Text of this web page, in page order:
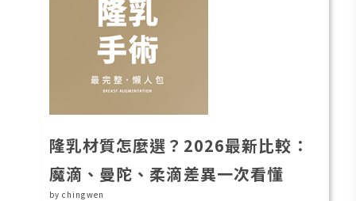
隆乳材質怎麼選？2026最新比較：
魔滴、曼陀、柔滴差異一次看懂
by chingwen